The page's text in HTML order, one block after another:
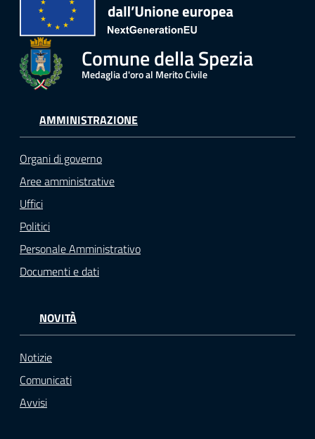
Comune della Spezia
Medaglia d'oro al Merito Civile
AMMINISTRAZIONE
Organi di governo
Aree amministrative
Uffici
Politici
Personale Amministrativo
Documenti e dati
NOVITÀ
Notizie
Comunicati
Avvisi